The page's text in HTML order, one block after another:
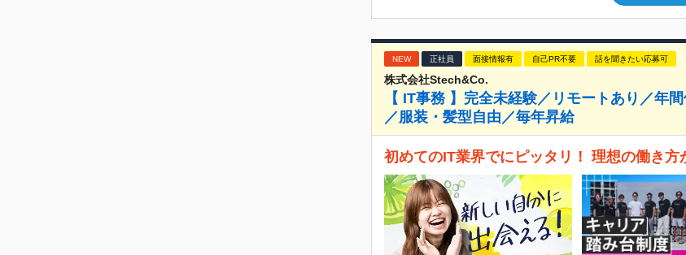
NEW 正社員 面接情報有 自己PR不要 話を聞きたい応募可
株式会社Stech&Co.
【 IT事務 】完全未経験／リモートあり／年
／服装・髪型自由／毎年昇給
初めてのIT業界でにピッタリ！ 理想の働き方